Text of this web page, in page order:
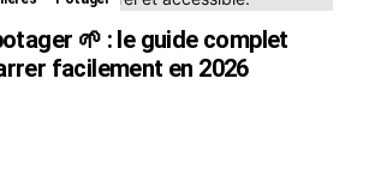
🌱 : le guide complet
facilement en 2026